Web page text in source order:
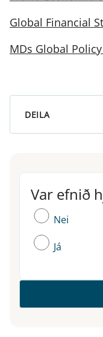
Global Financial
MDs Global
DEILA
Var efnið
Var efnið
Nei
Já